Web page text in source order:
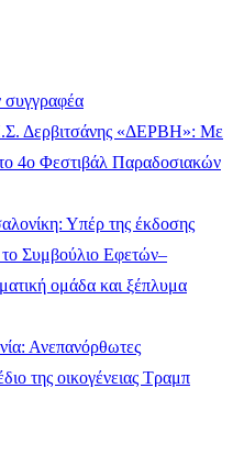
συγγραφέα
Δερβιτσάνης «ΔΕΡΒΗ»: Με
4ο Φεστιβάλ Παραδοσιακών
Υπέρ της έκδοσης
Συμβούλιο Εφετών–
ομάδα και ξέπλυμα
Ανεπανόρθωτες
της οικογένειας Τραμπ